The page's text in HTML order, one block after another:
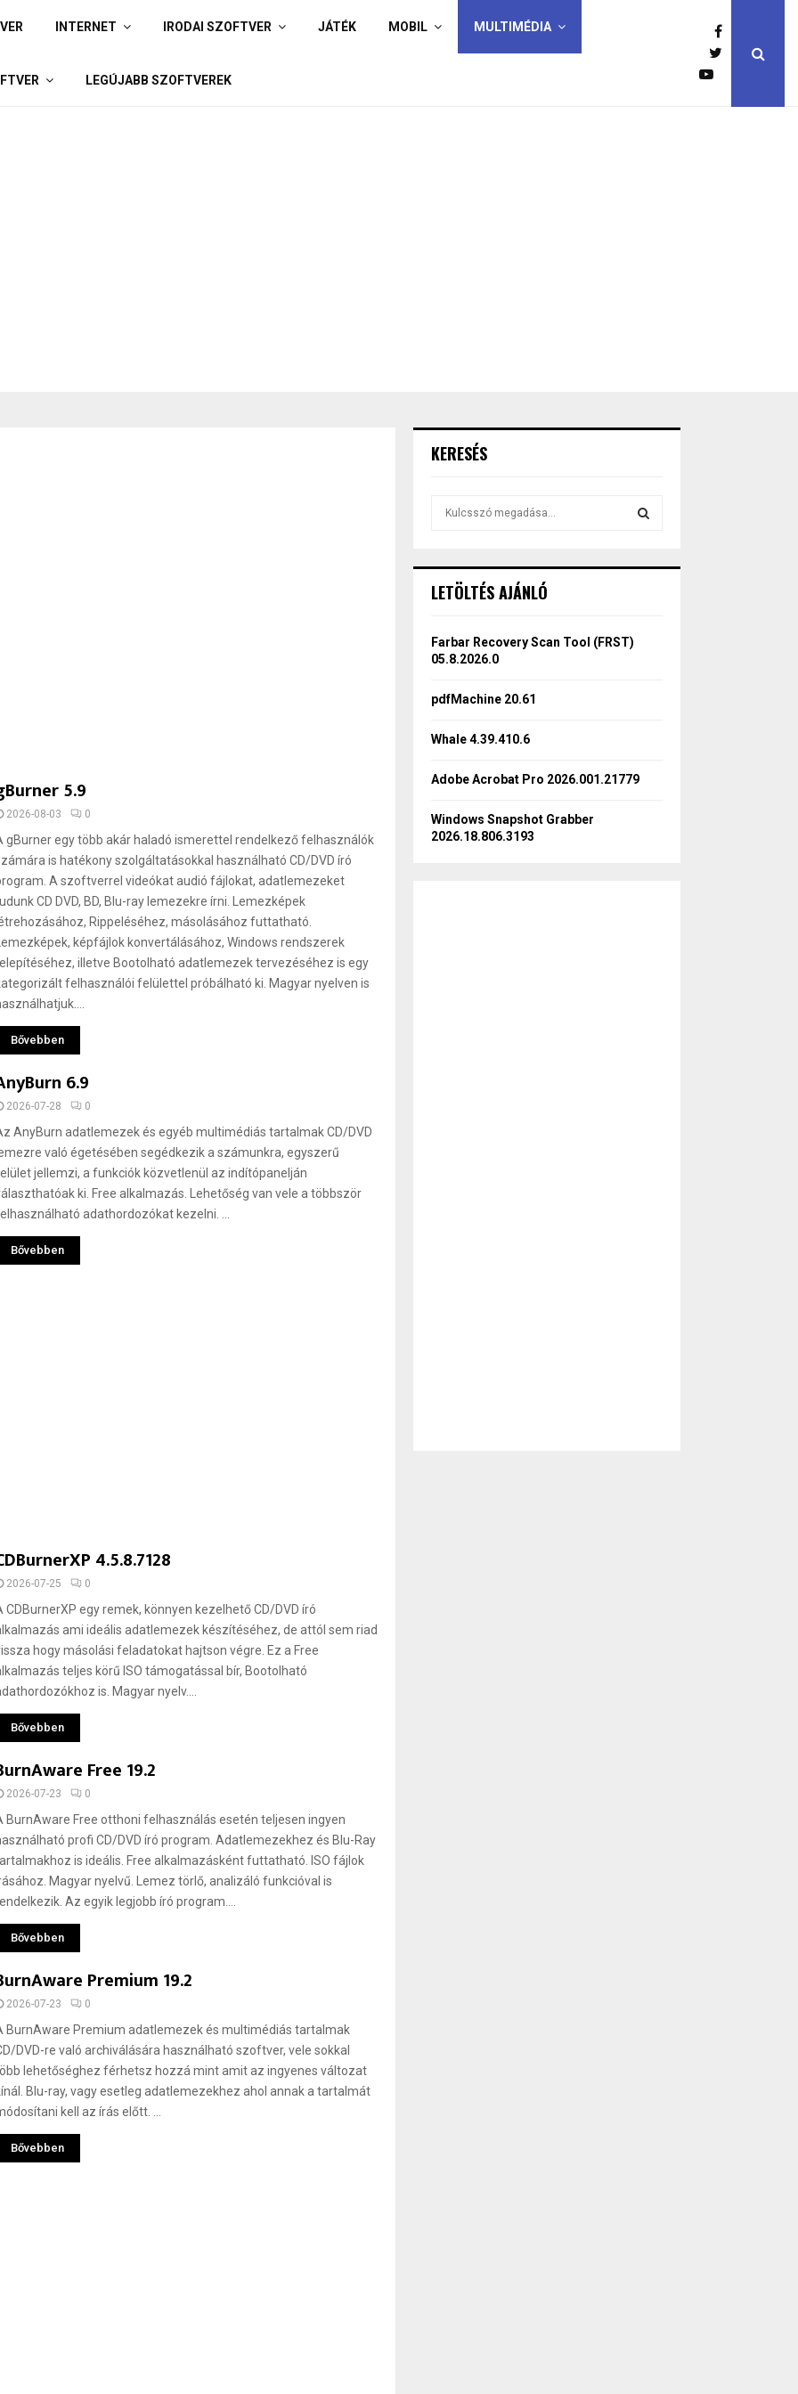
INTERNET IRODAI SZOFTVER JÁTÉK MOBIL MULTIMÉDIA
LEGÚJABB SZOFTVEREK
5.9
2026-08-03 0
gBurner egy több akár haladó ismerettel rendelkező felhasználók
is hatékony szolgáltatásokkal használható CD/DVD író
A szoftverrel videókat audió fájlokat, adatlemezeket
CD DVD, BD, Blu-ray lemezekre írni. Lemezképek
Rippeléséhez, másolásához futtatható.
képfájlok konvertálásához, Windows rendszerek
illetve Bootolható adatlemezek tervezéséhez is egy
felhasználói felülettel próbálható ki. Magyar nyelven is
Bővebben
6.9
2026-07-28 0
AnyBurn adatlemezek és egyéb multimédiás tartalmak CD/DVD
való égetésében segédkezik a számunkra, egyszerű
jellemzi, a funkciók közvetlenül az indítópanelján
ki. Free alkalmazás. Lehetőség van vele a többször
adathordozókat kezelni. ...
Bővebben
4.5.8.7128
2026-07-25 0
CDBurnerXP egy remek, könnyen kezelhető CD/DVD író
ami ideális adatlemezek készítéséhez, de attól sem riad
hogy másolási feladatokat hajtson végre. Ez a Free
teljes körű ISO támogatással bír, Bootolható
is. Magyar nyelv....
Bővebben
Free 19.2
2026-07-23 0
BurnAware Free otthoni felhasználás esetén teljesen ingyen
profi CD/DVD író program. Adatlemezekhez és Blu-Ray
is ideális. Free alkalmazásként futtatható. ISO fájlok
Magyar nyelvű. Lemez törlő, analizáló funkcióval is
Az egyik legjobb író program....
Bővebben
Premium 19.2
2026-07-23 0
BurnAware Premium adatlemezek és multimédiás tartalmak
DVD-re való archiválására használható szoftver, vele sokkal
lehetőséghez férhetsz hozzá mint amit az ingyenes változat
Blu-ray, vagy esetleg adatlemezekhez ahol annak a tartalmát
kell az írás előtt. ...
Bővebben
KERESÉS
h
o
r
LETÖLTÉS AJÁNLÓ
Farbar Recovery Scan Tool (FRST)
05.8.2026.0
pdfMachine 20.61
Whale 4.39.410.6
Adobe Acrobat Pro 2026.001.21779
Windows Snapshot Grabber
2026.18.806.3193